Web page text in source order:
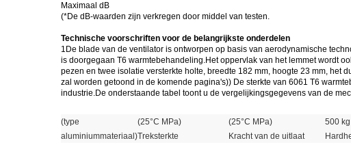
Maximaal dB
(*De dB-waarden zijn verkregen door middel van testen.
Technische voorschriften voor de belangrijkste onderdelen
1De blade van de ventilator is ontworpen op basis van aerodynamische
is doorgegaan T6 warmtebehandeling.Het oppervlak van het lemmet wordt
pezen en twee isolatie versterkte holte, breedte 182 mm, hoogte 23 mm, het
zal worden getoond in de komende pagina's)) De sterkte van 6061 T6
industrie.De onderstaande tabel toont u de vergelijkingsgegevens van de
(type
aluminiummateriaal)
(25°C MPa)
Treksterkte
(25°C MPa)
Kracht van de uitlaat
500